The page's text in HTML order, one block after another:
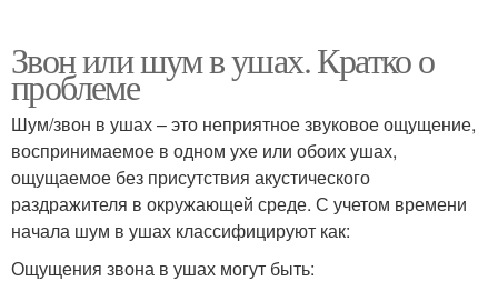
Звон или шум в ушах. Кратко о
проблеме
Шум/звон в ушах – это неприятное звуковое ощущение,
воспринимаемое в одном ухе или обоих ушах,
ощущаемое без присутствия акустического
раздражителя в окружающей среде. С учетом времени
начала шум в ушах классифицируют как:
Ощущения звона в ушах могут быть: